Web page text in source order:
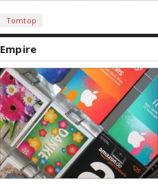
Tomtop
Empire